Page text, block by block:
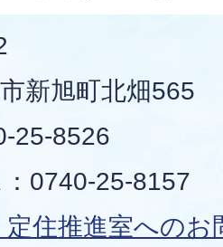
新旭町北畑565
25-8526
0740-25-8157
定住推進室へのお